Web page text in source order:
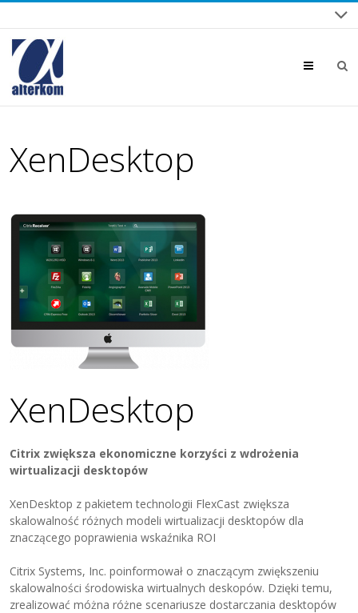
Menu
XenDesktop
XenDesktop
Citrix zwiększa ekonomiczne korzyści z wdrożenia
wirtualizacji desktopów
XenDesktop z pakietem technologii FlexCast zwiększa
skalowalność różnych modeli wirtualizacji desktopów dla
znaczącego poprawienia wskaźnika ROI
Citrix Systems, Inc. poinformował o znaczącym zwiększeniu
skalowalności środowiska wirtualnych deskopów. Dzięki temu,
zrealizować móżna różne scenariusze dostarczania desktopów